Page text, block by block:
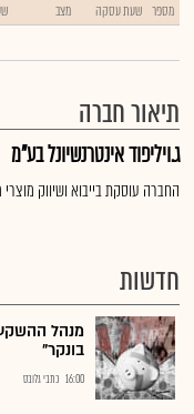
מספר שעת עסקה מצב
תיאור חברה
ג.ויליפוד אינטרנשיונל בע"מ
החברה עוסקת בייבוא ושיווק מוצרי
חדשות
מנהל
בונקר"
16:00 כתבי גלובס